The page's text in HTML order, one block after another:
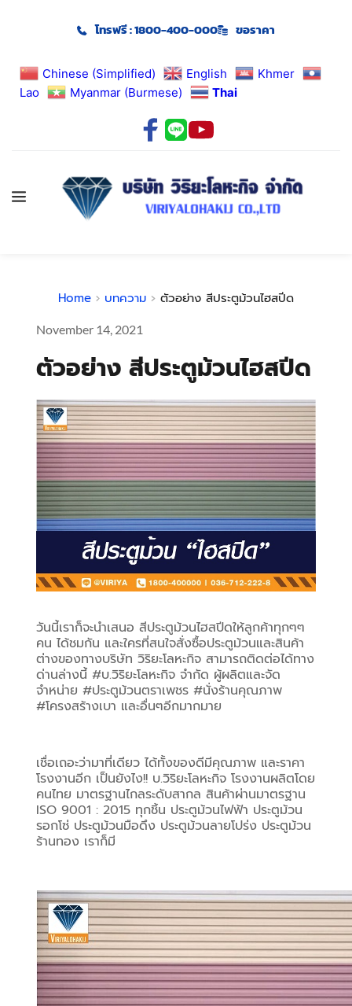
Chinese (Simplified) English
Khmer
Lao
Myanmar (Burmese) Thai
โทรฟรี : 1800-400-000 ขอราคา
Home บทความ ตัวอย่าง สีประตูม้วนไฮสปีด
November 14, 2021
ตัวอย่าง สีประตูม้วนไฮสปีด
วันนี้เราก็จะนำเสนอ สีประตูม้วนไฮสปีดให้ลูกค้าทุกๆๆ
คน ได้ชมกัน และใครที่สนใจสั่งซื้อประตูม้วนและสินค้า
ต่างของทางบริษัท วิริยะโลหะกิจ สามารถติดต่อได้ทาง
ด่านล่างนี้ #บ.วิริยะโลหะกิจ จำกัด ผู้ผลิตและจัด
จำหน่าย #ประตูม้วนตราเพชร #นั่งร้านคุณภาพ
#โครงสร้างเบา และอื่นๆอีกมากมาย
เชื่อเถอะว่ามาที่เดียว ได้ทั้งของดีมีคุณภาพ และราคา
โรงงานอีก เป็นยังไง!! บ.วิริยะโลหะกิจ โรงงานผลิตโดย
คนไทย มาตรฐานไกลระดับสากล สินค้าผ่านมาตรฐาน
ISO 9001 : 2015 ทุกชิ้น ประตูม้วนไฟฟ้า ประตูม้วน
รอกโซ่ ประตูม้วนมือดึง ประตูม้วนลายโปร่ง ประตูม้วน
ร้านทอง เราก็มี